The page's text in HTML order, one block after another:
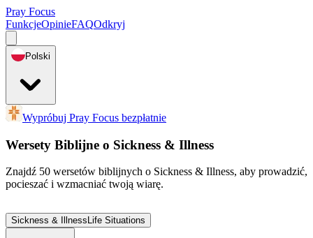
Pray Focus
FunkcjeOpinieFAQOdkryj
Polski
Wypróbuj Pray Focus bezpłatnie
Wersety Biblijne o Sickness & Illness
Znajdź 50 wersetów biblijnych o Sickness & Illness, aby prowadzić,
pocieszać i wzmacniać twoją wiarę.
Sickness & Illness Life Situations